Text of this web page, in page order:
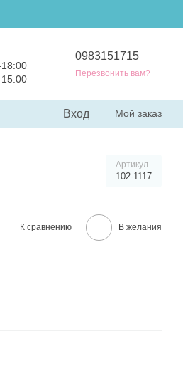
0983151715
Перезвонить вам?
Вход Мой заказ
Артикул
102-1117
К сравнению В желания